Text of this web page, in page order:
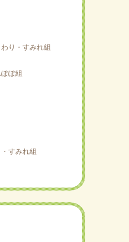
り・すみれ組
ぽ組
すみれ組